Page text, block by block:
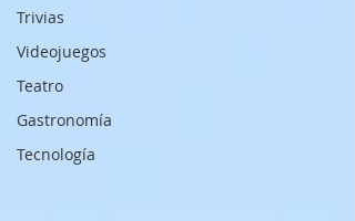
Trivias
Videojuegos
Teatro
Gastronomía
Tecnología